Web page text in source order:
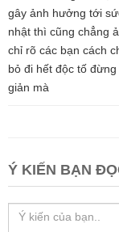
gây ảnh hưởng tới
nhật thì cũng chẳng
chỉ rõ các bạn cách
bỏ đi hết độc tố
giản mà
Ý KIẾN BẠN